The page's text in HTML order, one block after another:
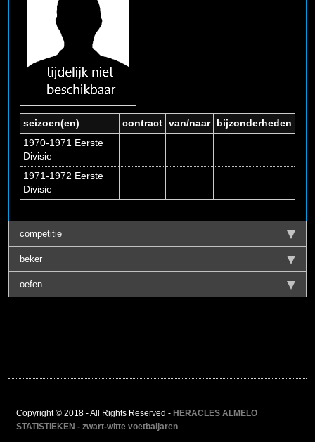
seizoen(en) contract van/naar
bijzonderheden
1970-1971 Eerste
Divisie
1971-1972 Eerste
Divisie
competitie
beker
oefen
Copyright © 2018 - All Rights Reserved - HERACLES ALMELO
STATISTIEKEN - zwart-witte voetbaljaren